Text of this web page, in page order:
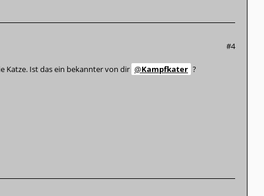
#4
Katze. Ist das ein bekannter von dir Kampfkater ?